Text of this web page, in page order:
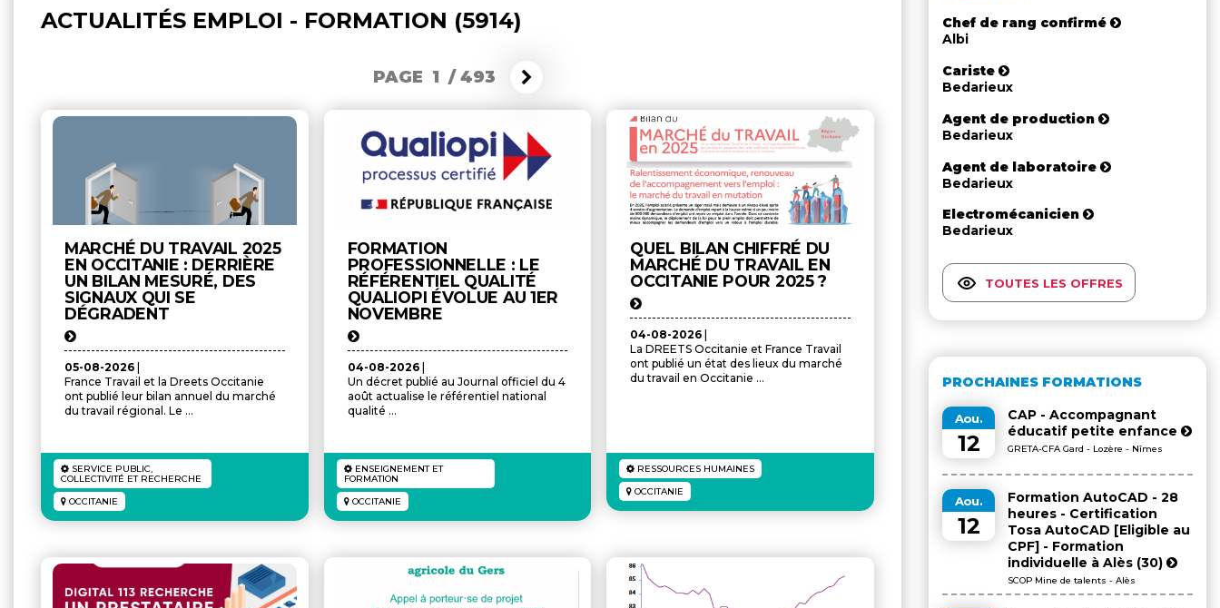
ACTUALITÉS EMPLOI - FORMATION (5914)
PAGE 1 /493
MARCHÉ DU TRAVAIL 2025
EN OCCITANIE : DERRIÈRE
UN BILAN MESURÉ, DES
SIGNAUX QUI SE
DÉGRADENT
05-08-2026
France Travail et la Dreets Occitanie
ont publié leur bilan annuel du marché
du travail régional. Le ...
SERVICE PUBLIC,
COLLECTIVITÉ ET RECHERCHE
OCCITANIE
FORMATION
PROFESSIONNELLE : LE
RÉFÉRENTIEL QUALITÉ
QUALIOPI ÉVOLUE AU 1ER
NOVEMBRE
04-08-2026
Un décret publié au Journal officiel du 4
août actualise le référentiel national
qualité ...
ENSEIGNEMENT ET
FORMATION
OCCITANIE
QUEL BILAN CHIFFRÉ DU
MARCHÉ DU TRAVAIL EN
OCCITANIE POUR 2025 ?
04-08-2026
La DREETS Occitanie et France Travail
ont publié un état des lieux du marché
du travail en Occitanie ...
RESSOURCES HUMAINES
OCCITANIE
Chef de rang confirmé
Albi
Cariste
Bedarieux
Agent de production
Bedarieux
Agent de laboratoire
Bedarieux
Electromécanicien
Bedarieux
TOUTES LES OFFRES
PROCHAINES FORMATIONS
Aou.
12
CAP - Accompagnant
éducatif petite enfance
GRETA-CFA Gard - Lozère - Nîmes
Aou.
12
Formation AutoCAD - 28
heures - Certification
Tosa AutoCAD [Eligible au
CPF] - Formation
individuelle à Alès (30)
SCOP Mine de talents - Alès